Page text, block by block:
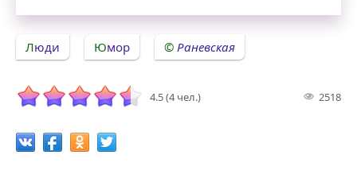
Люди Юмор Раневская
4.5 (4 чел.) 2518